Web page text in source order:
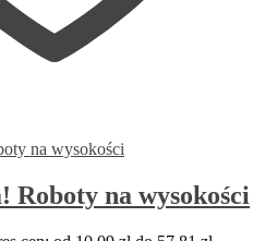
Roboty na wysokości